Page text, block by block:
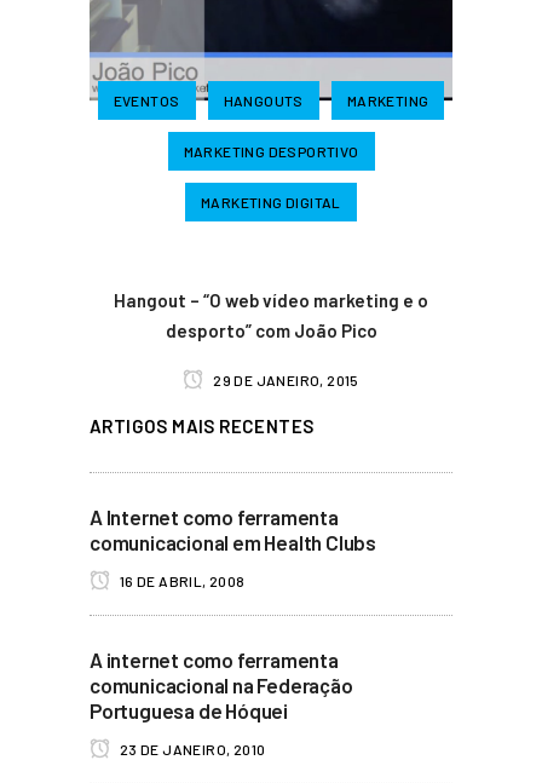
EVENTOS HANGOUTS MARKETING
MARKETING DESPORTIVO
MARKETING DIGITAL
Hangout – “O web vídeo marketing e o
desporto” com João Pico
29 DE JANEIRO, 2015
ARTIGOS MAIS RECENTES
A Internet como ferramenta
comunicacional em Health Clubs
16 DE ABRIL, 2008
A internet como ferramenta
comunicacional na Federação
Portuguesa de Hóquei
23 DE JANEIRO, 2010